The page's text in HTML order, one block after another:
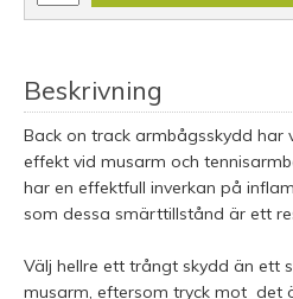
Beskrivning
Back on track armbågsskydd har
effekt vid musarm och
har en effektfull inverkan på
som dessa smärttillstånd är ett
Välj hellre ett trångt skydd än ett
musarm, eftersom tryck mot det